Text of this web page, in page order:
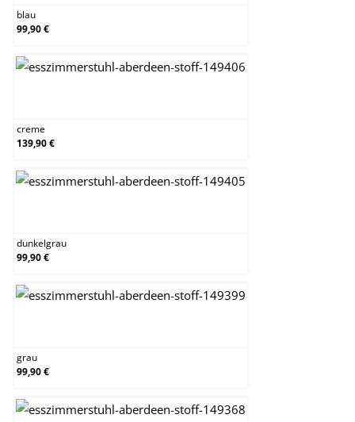
blau
99,90 €
creme
139,90 €
dunkelgrau
99,90 €
grau
99,90 €